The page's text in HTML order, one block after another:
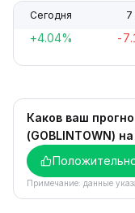
Сегодня 7
+4.04% -
Каков ваш
(GOBLINTOWN)
Примечание: данные